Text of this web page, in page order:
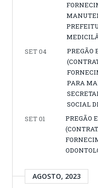
SET 04
PREGÃO
PARA
SOCIAL
SET 01
PREGÃO
AGOSTO, 2023